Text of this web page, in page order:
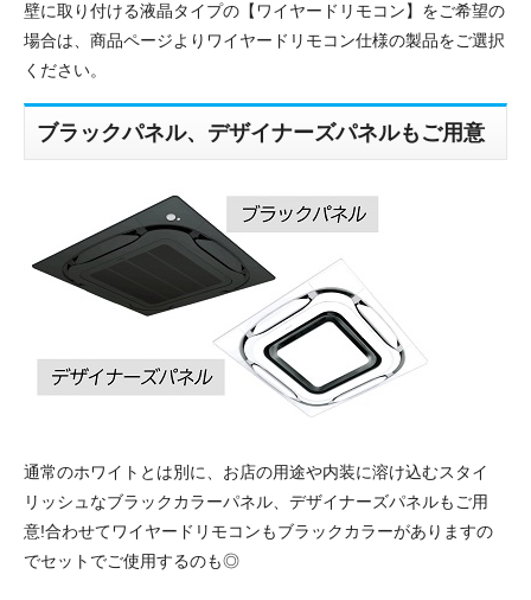
壁に取り付ける液晶タイプの【ワイヤードリモコン】をご希望の
場合は、商品ページよりワイヤードリモコン仕様の製品をご選択
ください。
ブラックパネル、デザイナーズパネルもご用意
通常のホワイトとは別に、お店の用途や内装に溶け込むスタイ
リッシュなブラックカラーパネル、デザイナーズパネルもご用
意!合わせてワイヤードリモコンもブラックカラーがありますの
でセットでご使用するのも◎